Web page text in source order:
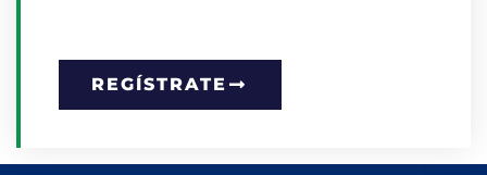
REGÍSTRATE